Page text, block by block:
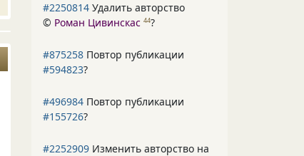
#2250814 Удалить авторство
© Роман Цивинскас 44?
#875258 Повтор публикации
#594823?
#496984 Повтор публикации
#155726?
#2252909 Изменить авторство на